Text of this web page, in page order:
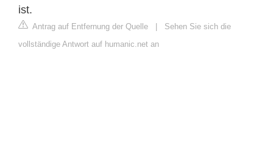
ist.
Antrag auf Entfernung der Quelle | Sehen Sie sich die
vollständige Antwort auf humanic.net an